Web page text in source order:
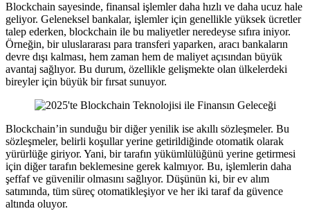
Blockchain sayesinde, finansal işlemler daha hızlı ve daha ucuz hale
geliyor. Geleneksel bankalar, işlemler için genellikle yüksek ücretler
talep ederken, blockchain ile bu maliyetler neredeyse sıfıra iniyor.
Örneğin, bir uluslararası para transferi yaparken, aracı bankaların
devre dışı kalması, hem zaman hem de maliyet açısından büyük
avantaj sağlıyor. Bu durum, özellikle gelişmekte olan ülkelerdeki
bireyler için büyük bir fırsat sunuyor.
Blockchain’in sunduğu bir diğer yenilik ise akıllı sözleşmeler. Bu
sözleşmeler, belirli koşullar yerine getirildiğinde otomatik olarak
yürürlüğe giriyor. Yani, bir tarafın yükümlülüğünü yerine getirmesi
için diğer tarafın beklemesine gerek kalmıyor. Bu, işlemlerin daha
şeffaf ve güvenilir olmasını sağlıyor. Düşünün ki, bir ev alım
satımında, tüm süreç otomatikleşiyor ve her iki taraf da güvence
altında oluyor.